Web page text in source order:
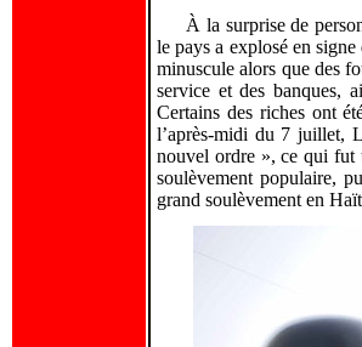
À la surprise de
le pays a explosé en
minuscule alors que des
service et des banques,
Certains des riches ont
l’après-midi du 7 juillet,
nouvel ordre », ce qui fut
soulèvement populaire,
grand soulèvement en